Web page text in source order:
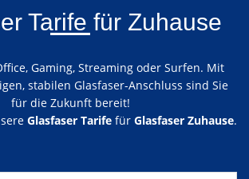
Tarife für Zuhause
Gaming, Streaming oder Surfen. Mit
stabilen Glasfaser-Anschluss sind Sie
für die Zukunft bereit!
Glasfaser Tarifefür Glasfaser Zuhause.